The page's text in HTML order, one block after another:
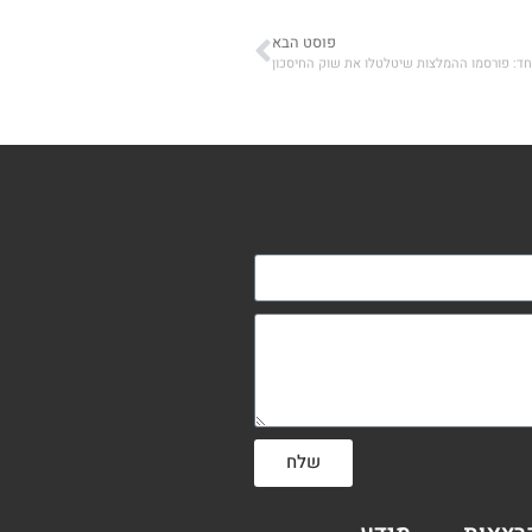
פוסט הבא
פורסמו ההמלצות שיטלטלו את שוק החיסכון
שלח